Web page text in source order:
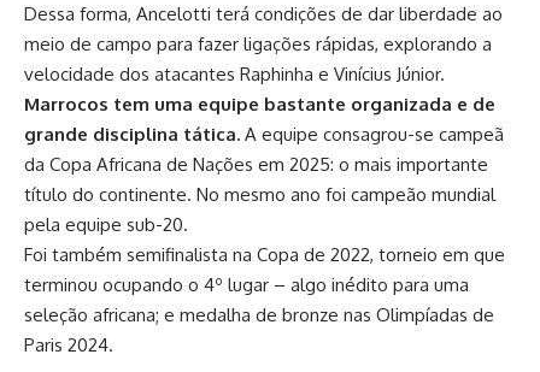
Dessa forma, Ancelotti terá condições de dar liberdade ao
meio de campo para fazer ligações rápidas, explorando a
velocidade dos atacantes Raphinha e Vinícius Júnior.
Marrocos tem uma equipe bastante organizada e de
grande disciplina tática. A equipe consagrou-se campeã
da Copa Africana de Nações em 2025: o mais importante
título do continente. No mesmo ano foi campeão mundial
pela equipe sub-20.
Foi também semifinalista na Copa de 2022, torneio em que
terminou ocupando o 4º lugar – algo inédito para uma
seleção africana; e medalha de bronze nas Olimpíadas de
Paris 2024.